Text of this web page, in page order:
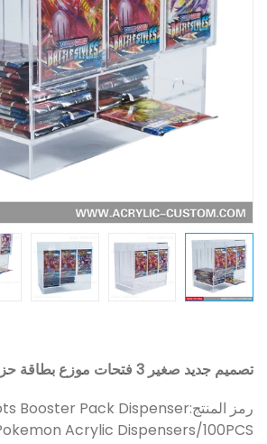
تصميم جديد صغير 3 فتحات موزع بطاقة حزمة البوكيمون
رمز المنتج:Booster Pack Dispenser
Acrylic Dispensers/100PCS